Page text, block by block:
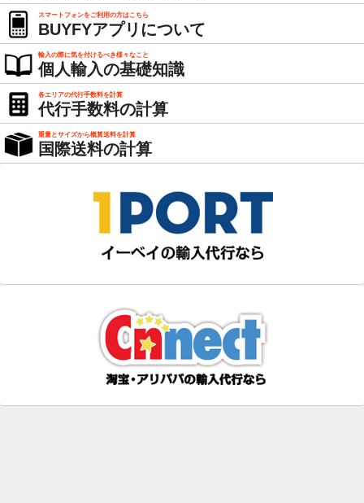
スマートフォンをご利用の方はこちら
BUYFYアプリについて
輸入の際に気を付けるべき様々なこと
個人輸入の基礎知識
各エリアの代行手数料を計算
代行手数料の計算
重量とサイズから概算送料を計算
国際送料の計算